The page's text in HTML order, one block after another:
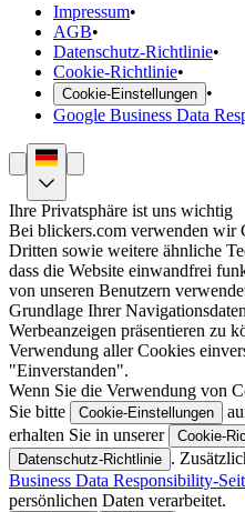
Impressum•
AGB•
Datenschutz-Richtlinie•
Cookie-Richtlinie•
Cookie-Einstellungen •
Google Business Data
Ihre Privatsphäre ist uns wichtig
Bei blickers.com verwenden wir
Dritten sowie weitere ähnliche
dass die Website einwandfrei
von unseren Benutzern
Grundlage Ihrer
Werbeanzeigen präsentieren zu
Verwendung aller Cookies
"Einverstanden".
Wenn Sie die Verwendung von
Sie bitte
Cookie-Einstellungen
erhalten Sie in unserer
Cookie-
Datenschutz-Richtlinie .
Business Data Responsibility-
persönlichen Daten verarbeitet.